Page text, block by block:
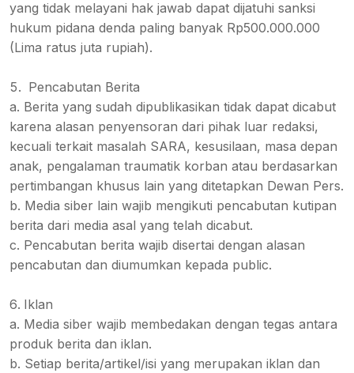
yang tidak melayani hak jawab dapat dijatuhi sanksi
hukum pidana denda paling banyak Rp500.000.000
(Lima ratus juta rupiah).
Pencabutan Berita
a. Berita yang sudah dipublikasikan tidak dapat dicabut
karena alasan penyensoran dari pihak luar redaksi,
kecuali terkait masalah SARA, kesusilaan, masa depan
anak, pengalaman traumatik korban atau berdasarkan
pertimbangan khusus lain yang ditetapkan Dewan Pers.
b. Media siber lain wajib mengikuti pencabutan kutipan
berita dari media asal yang telah dicabut.
c. Pencabutan berita wajib disertai dengan alasan
pencabutan dan diumumkan kepada public.
Iklan
a. Media siber wajib membedakan dengan tegas antara
produk berita dan iklan.
b. Setiap berita/artikel/isi yang merupakan iklan dan